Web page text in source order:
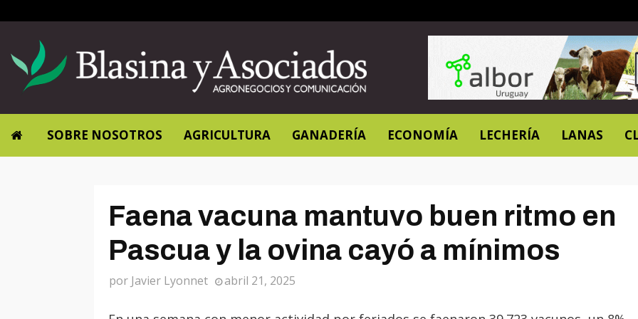
SOBRE NOSOTROS AGRICULTURA GANADERÍA ECONOMÍA LECHERÍA LANAS
Faena vacuna mantuvo buen ritmo en
Pascua y la ovina cayó a mínimos
por Javier Lyonnet abril 21, 2025